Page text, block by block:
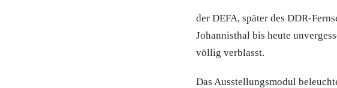
der DEFA, später des DDR-
Johannisthal bis heute
völlig verblasst.
Das Ausstellungsmodul